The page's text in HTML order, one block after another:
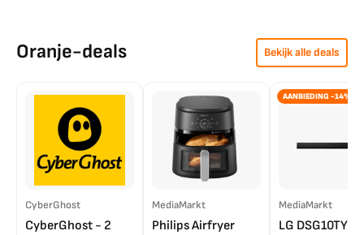
Oranje-deals Bekijk alle deals
CyberGhost
CyberGhost - 2
MediaMarkt
Philips Airfryer
AANBIEDING -14%
MediaMarkt
LG DSG10TY